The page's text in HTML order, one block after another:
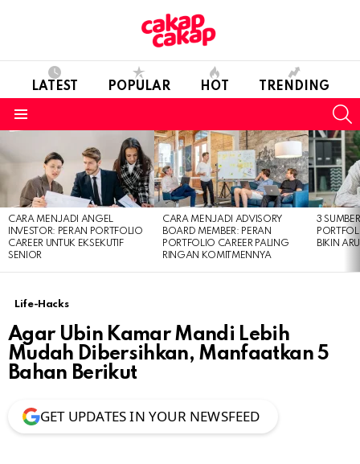
LATEST POPULAR HOT TRENDING
STORIES
CARA MENJADI ANGEL
INVESTOR: PERAN PORTFOLIO
CAREER UNTUK EKSEKUTIF
SENIOR
CARA MENJADI ADVISORY
BOARD MEMBER: PERAN
PORTFOLIO CAREER PALING
RINGAN KOMITMENNYA
3
BIKIN
Life-Hacks
Agar Ubin Kamar Mandi Lebih
Mudah Dibersihkan, Manfaatkan 5
Bahan Berikut
GET UPDATES IN YOUR NEWSFEED